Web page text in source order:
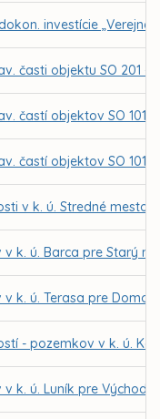
investície
časti objektu SO 201 –
častí objektov SO 101 -
častí objektov SO 101-
v k. ú. Stredné mesto
k. ú. Barca pre Starý
k. ú. Terasa pre Domov
- pozemkov v k. ú.
k. ú. Luník pre